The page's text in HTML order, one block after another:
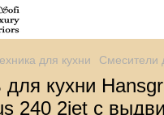
для кухни Смесители
кухни
240 2jet с